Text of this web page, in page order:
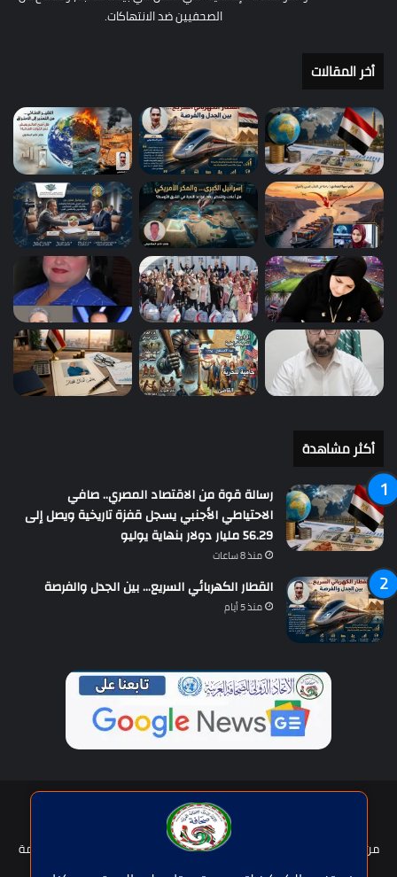
الصحفيين ضد الانتهاكات.
أخر المقالات
أكثر مشاهدة
رسالة قوة من الاقتصاد المصري.. صافي
الاحتياطي الأجنبي يسجل قفزة تاريخية ويصل إلى
56.29 مليار دولار بنهاية يوليو
منذ 8 ساعات
القطار الكهربائي السريع… بين الجدل والفرصة
منذ 5 أيام
حقوق النشر © | جميع الحقوق محفوظة للاتحاد الدولى للصحافة العربية
2026
من نحن؟
عضوية الإتحاد سياسة الخصوصية
شروط الخدمة